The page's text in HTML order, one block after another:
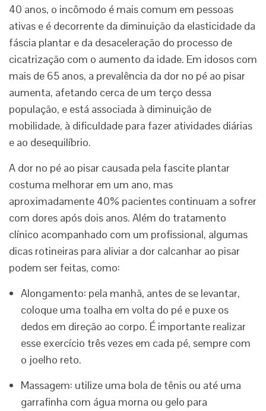
40 anos, o incômodo é mais comum em pessoas
ativas e é decorrente da diminuição da elasticidade da
fáscia plantar e da desaceleração do processo de
cicatrização com o aumento da idade. Em idosos com
mais de 65 anos, a prevalência da dor no pé ao pisar
aumenta, afetando cerca de um terço dessa
população, e está associada à diminuição de
mobilidade, à dificuldade para fazer atividades diárias
e ao desequilíbrio.
A dor no pé ao pisar causada pela fascite plantar
costuma melhorar em um ano, mas
aproximadamente 40% pacientes continuam a sofrer
com dores após dois anos. Além do tratamento
clínico acompanhado com um profissional, algumas
dicas rotineiras para aliviar a dor calcanhar ao pisar
podem ser feitas, como:
Alongamento: pela manhã, antes de se levantar,
coloque uma toalha em volta do pé e puxe os
dedos em direção ao corpo. É importante realizar
esse exercício três vezes em cada pé, sempre com
o joelho reto.
Massagem: utilize uma bola de tênis ou até uma
garrafinha com água morna ou gelo para